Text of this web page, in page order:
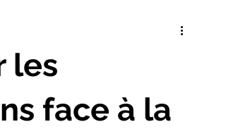
les
face à la